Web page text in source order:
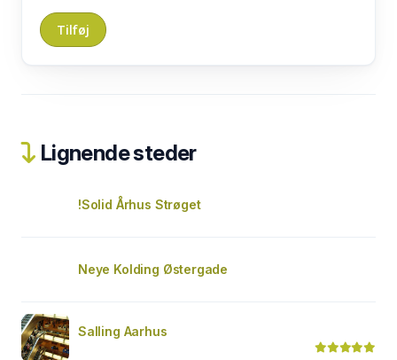
Lignende steder
!Solid Århus Strøget
Neye Kolding Østergade
Salling Aarhus